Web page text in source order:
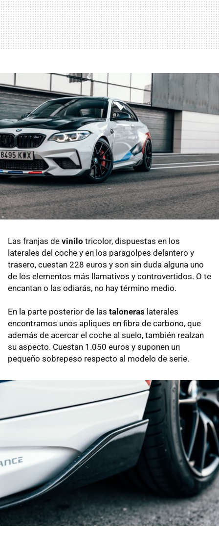
Las franjas de vinilo tricolor, dispuestas en los
laterales del coche y en los paragolpes delantero y
trasero, cuestan 228 euros y son sin duda alguna uno
de los elementos más llamativos y controvertidos. O te
encantan o las odiarás, no hay término medio.
En la parte posterior de las taloneras laterales
encontramos unos apliques en fibra de carbono, que
además de acercar el coche al suelo, también realzan
su aspecto. Cuestan 1.050 euros y suponen un
pequeño sobrepeso respecto al modelo de serie.